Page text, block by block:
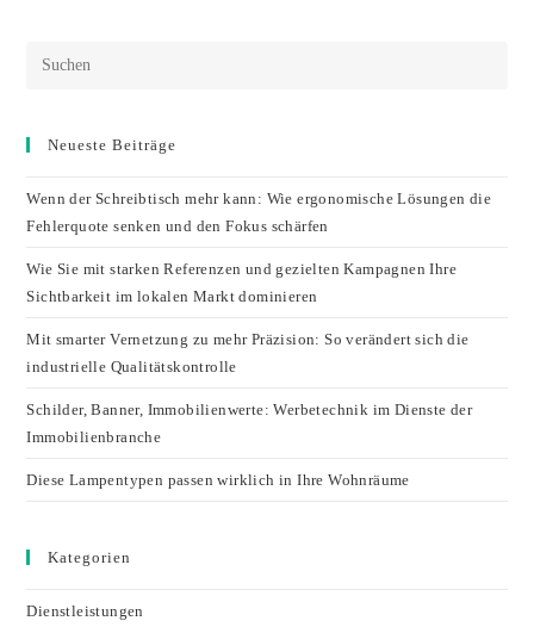
Neueste Beiträge
Wenn der Schreibtisch mehr kann: Wie ergonomische Lösungen die
Fehlerquote senken und den Fokus schärfen
Wie Sie mit starken Referenzen und gezielten Kampagnen Ihre
Sichtbarkeit im lokalen Markt dominieren
Mit smarter Vernetzung zu mehr Präzision: So verändert sich die
industrielle Qualitätskontrolle
Schilder, Banner, Immobilienwerte: Werbetechnik im Dienste der
Immobilienbranche
Diese Lampentypen passen wirklich in Ihre Wohnräume
Kategorien
Dienstleistungen